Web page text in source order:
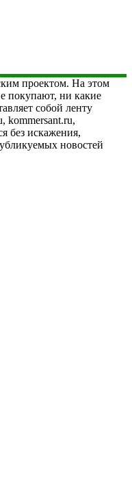
проектом. На этом
покупают, ни какие
собой ленту
kommersant.ru,
без искажения,
новостей